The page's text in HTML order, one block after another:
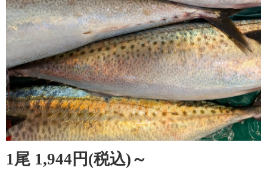
1尾 1,944円(税込)～